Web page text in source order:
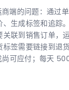
端的问题：通过
生成标签和追踪
联到销售订单，
签需要链接到退
可应付；每天